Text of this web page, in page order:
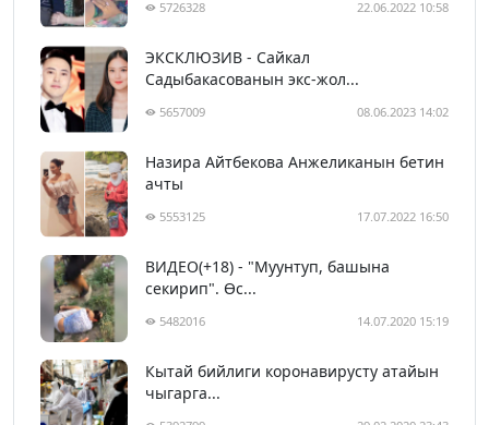
5726328 22.06.2022 10:58
ЭКСКЛЮЗИВ - Сайкал
Садыбакасованын экс-жол...
5657009 08.06.2023 14:02
Назира Айтбекова Анжеликанын бетин
ачты
5553125 17.07.2022 16:50
ВИДЕО(+18) - "Муунтуп, башына
секирип". Өс...
5482016 14.07.2020 15:19
Кытай бийлиги коронавирусту атайын
чыгарга...